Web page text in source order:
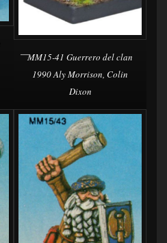
MM15-41 Guerrero del clan
1990 Aly Morrison, Colin
Dixon